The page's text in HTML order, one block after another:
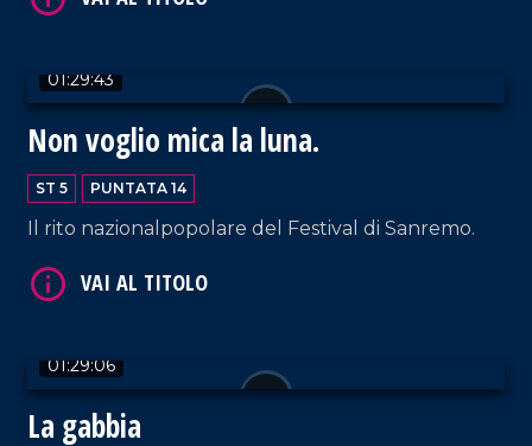
01:29:43
Non voglio mica la luna.
ST 5 PUNTATA 14
Il rito nazionalpopolare del Festival di Sanremo.
01:29:06
La gabbia